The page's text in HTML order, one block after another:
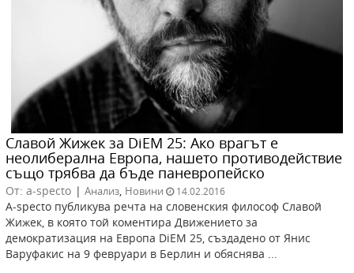
Славой Жижек за DiEM 25: Ако врагът е
неолиберална Европа, нашето противодействие
също трябва да бъде паневропейскo
От: a-specto | Анализ, Новини 14.02.2016
А-specto публикува речта на словенския философ Славой
Жижек, в която той коментира Движението за
демократизация на Европа DiEM 25, създадено от Янис
Варуфакис на 9 февруари в Берлин и обяснява ...